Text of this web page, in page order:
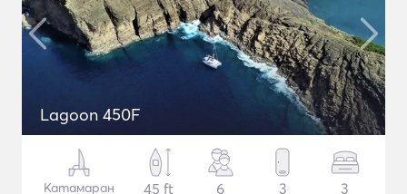
Lagoon 450F
Катамаран
45 ft
6 3 3